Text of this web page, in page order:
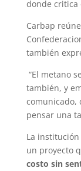
donde critica
Carbap
también
“El metano
también, y
comunicado,
pensar una
La
un proyecto
costo sin